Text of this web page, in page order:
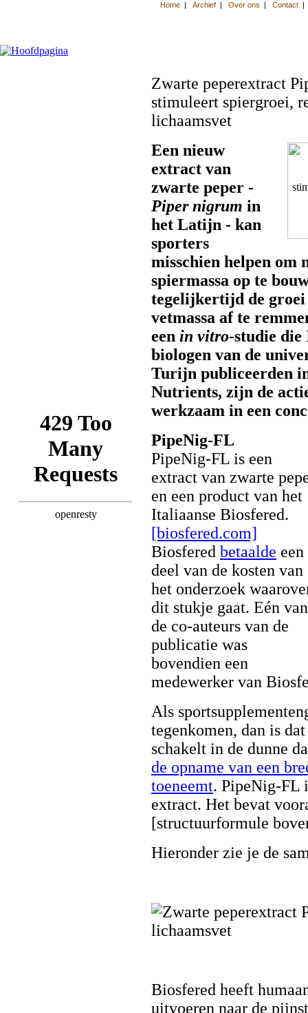
Zwarte peperextract
stimuleert spiergroei,
lichaamsvet
Een nieuw
extract van
zwarte peper -
Piper nigrum in
het Latijn - kan
sporters
misschien helpen om
spiermassa op te
tegelijkertijd de groei
vetmassa af te
een in vitro-studie die
biologen van de
Turijn publiceerden
Nutrients, zijn de
werkzaam in een
PipeNig-FL
PipeNig-FL is een
extract van zwarte
en een product van het
Italiaanse Biosfered.
[biosfered.com]
Biosfered betaalde een
deel van de kosten van
het onderzoek
dit stukje gaat. Eén van
de co-auteurs van de
publicatie was
bovendien een
medewerker van
Als
tegenkomen, dan is
schakelt in de dunne
de opname van een
toeneemt. PipeNig-FL
extract. Het bevat
[structuurformule
Hieronder zie je de
Biosfered heeft
uitvoeren naar de